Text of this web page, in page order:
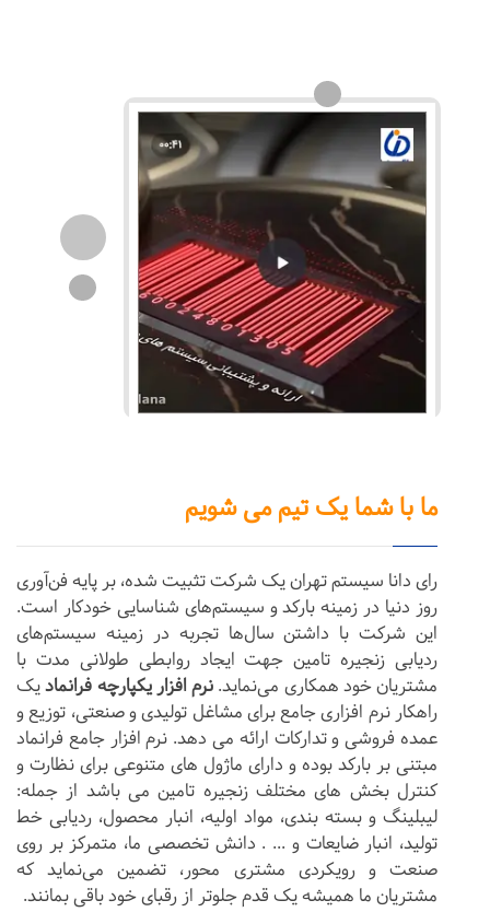
ما با شما یک تیم می شویم
رای دانا سیستم تهران یک شرکت تثبیت شده، بر پایه فن‌آوری
روز دنیا در زمینه بارکد و سیستم‌های شناسایی خودکار است.
این شرکت با داشتن سال‌ها تجربه در زمینه سیستم‌های
ردیابی زنجیره تامین جهت ایجاد روابطی طولانی مدت با
مشتریان خود همکاری می‌نماید.نرم افزار یکپارچه فرانمادیک
راهکار نرم افزاری جامع برای مشاغل تولیدی و صنعتی، توزیع و
عمده فروشی و تدارکات ارائه می دهد. نرم افزار جامع فرانماد
مبتنی بر بارکد بوده و دارای ماژول های متنوعی برای نظارت و
کنترل بخش های مختلف زنجیره تامین می باشد از جمله:
لیبلینگ و بسته بندی، مواد اولیه، انبار محصول، ردیابی خط
تولید، انبار ضایعات و ... . دانش تخصصی ما، متمرکز بر روی
صنعت و رویکردی مشتری محور، تضمین می‌نماید که
مشتریان ما همیشه یک قدم جلوتر از رقبای خود باقی بمانند.